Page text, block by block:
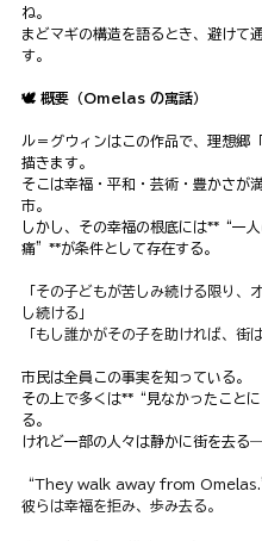
ね。
まどマギの構造を語るとき、避けて
す。
🕊 概要（Omelas の寓話）
ル＝グウィンはこの作品で、理想郷
描きます。
そこは幸福・平和・芸術・豊かさが
市。
しかし、その幸福の根底には**“一
痛”**が条件として存在する。
「その子どもが苦しみ続ける限り、
し続ける」
「もし誰かがその子を助ければ、街
市民は全員この事実を知っている。
その上で多くは**“見なかったこと
る。
けれど一部の人々は静かに街を去
“They walk away from
彼らは幸福を拒み、歩み去る。